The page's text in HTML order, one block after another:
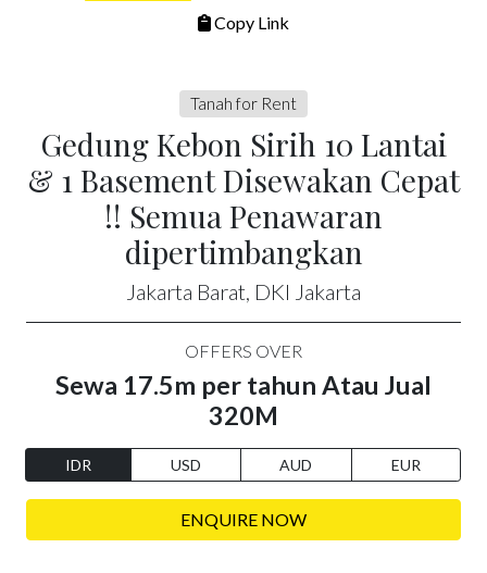
Copy Link
Tanah for Rent
Gedung Kebon Sirih 10 Lantai
& 1 Basement Disewakan Cepat
!! Semua Penawaran
dipertimbangkan
Jakarta Barat, DKI Jakarta
OFFERS OVER
Sewa 17.5m per tahun Atau Jual
320M
IDR USD AUD EUR
ENQUIRE NOW